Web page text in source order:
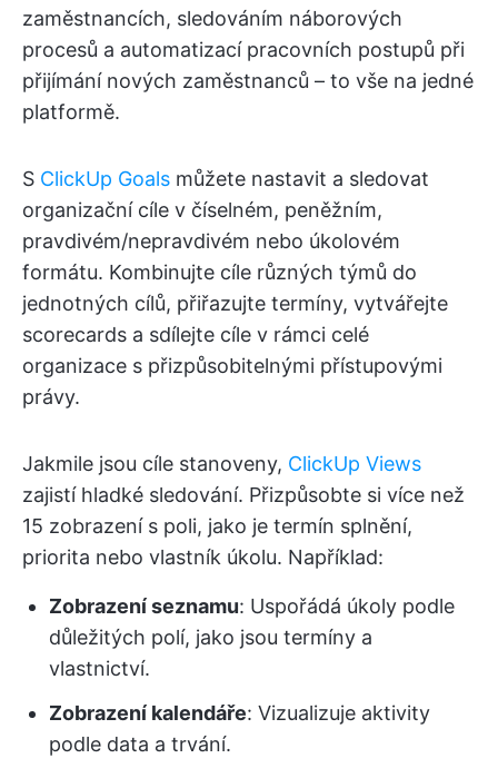
zaměstnancích, sledováním náborových
procesů a automatizací pracovních postupů při
přijímání nových zaměstnanců – to vše na jedné
platformě.
S ClickUp Goals můžete nastavit a sledovat
organizační cíle v číselném, peněžním,
pravdivém/nepravdivém nebo úkolovém
formátu. Kombinujte cíle různých týmů do
jednotných cílů, přiřazujte termíny, vytvářejte
scorecards a sdílejte cíle v rámci celé
organizace s přizpůsobitelnými přístupovými
právy.
Jakmile jsou cíle stanoveny, ClickUp Views
zajistí hladké sledování. Přizpůsobte si více než
15 zobrazení s poli, jako je termín splnění,
priorita nebo vlastník úkolu. Například:
Zobrazení seznamu: Uspořádá úkoly podle
důležitých polí, jako jsou termíny a
vlastnictví.
Zobrazení kalendáře: Vizualizuje aktivity
podle data a trvání.